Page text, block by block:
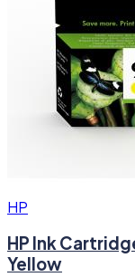
HP
HP Ink
Yellow